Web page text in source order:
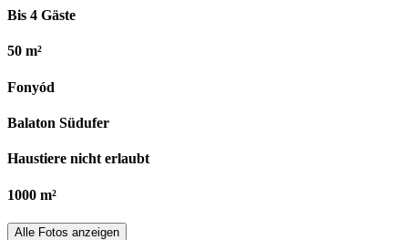
Bis 4 Gäste
50 m²
Fonyód
Balaton Südufer
Haustiere nicht erlaubt
1000 m²
Alle Fotos anzeigen